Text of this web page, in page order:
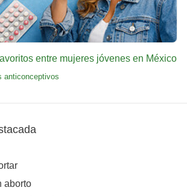
entre mujeres jóvenes en México
anticonceptivos
aborto